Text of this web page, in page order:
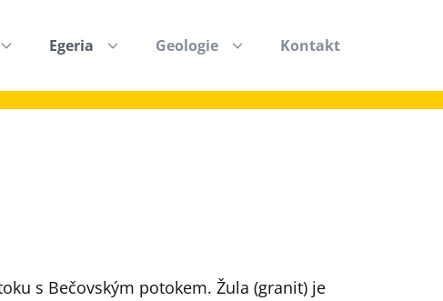
Egeria Geologie Kontakt
s Bečovským potokem. Žula (granit) je